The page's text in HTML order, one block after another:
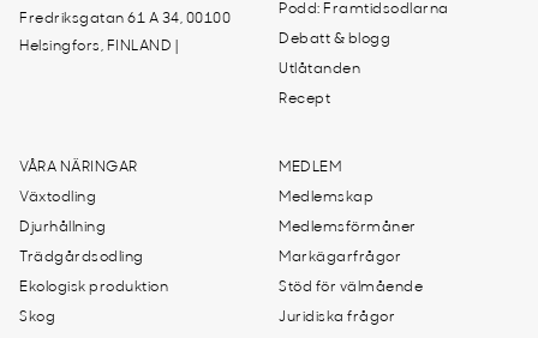
Fredriksgatan 61 A 34, 00100
Helsingfors, FINLAND |
Podd: Framtidsodlarna
Debatt & blogg
Utlåtanden
Recept
VÅRA NÄRINGAR
Växtodling
Djurhållning
Trädgårdsodling
Ekologisk produktion
Skog
MEDLEM
Medlemskap
Medlemsförmåner
Markägarfrågor
Stöd för välmående
Juridiska frågor